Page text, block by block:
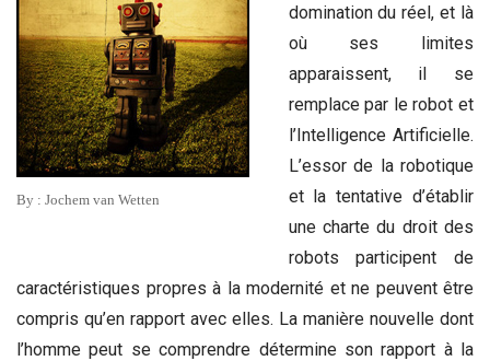
By : Jochem van Wetten
domination du réel, et là
où ses limites
apparaissent, il se
remplace par le robot et
l’Intelligence Artificielle.
L’essor de la robotique
et la tentative d’établir
une charte du droit des
robots participent de
caractéristiques propres à la modernité et ne peuvent être
compris qu’en rapport avec elles. La manière nouvelle dont
l’homme peut se comprendre détermine son rapport à la